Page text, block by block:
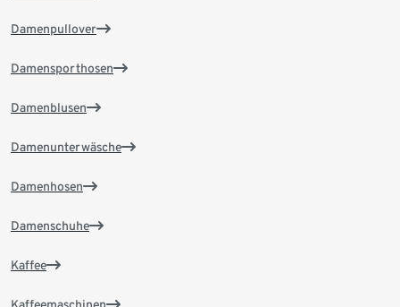
Damenpullover
Damensporthosen
Damenblusen
Damenunterwäsche
Damenhosen
Damenschuhe
Kaffee
Kaffeemaschinen